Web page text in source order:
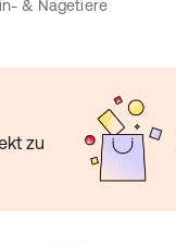
& Nagetiere
zu